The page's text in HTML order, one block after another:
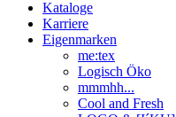
Kataloge
Karriere
Eigenmarken
me:tex
Logisch Öko
mmmhh...
Cool and Fresh